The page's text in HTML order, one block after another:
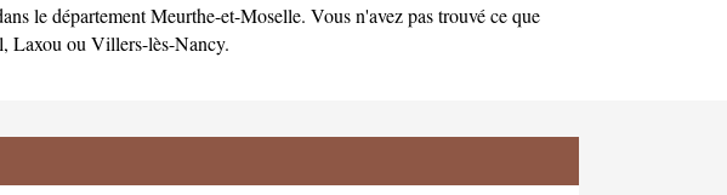
le départementMeurthe-et-Moselle. Vous n'avez pas trouvé ce que
, Laxou ou Villers-lès-Nancy.